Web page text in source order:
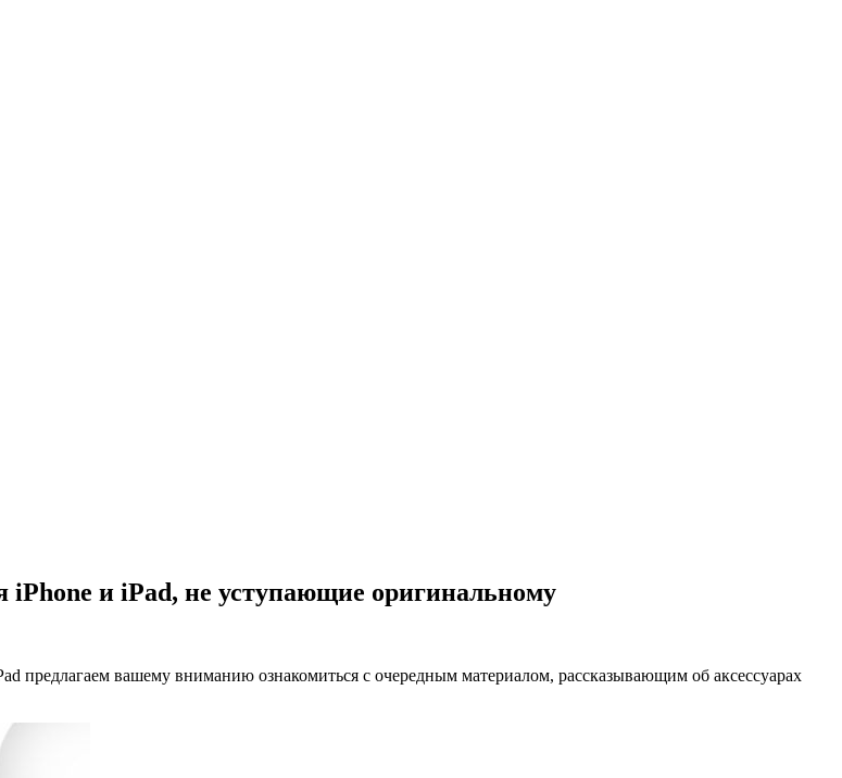
и iPad, не уступающие оригинальному
предлагаем вашему вниманию ознакомиться с очередным материалом, рассказывающим об аксессуарах